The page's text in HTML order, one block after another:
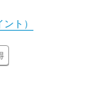
ト）